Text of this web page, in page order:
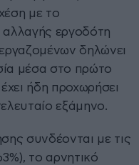
με το
εργοδότη
δηλώνει
μέσα στο πρώτο
ήδη προχωρήσει
εξάμηνο.
συνδέονται με τις
το αρνητικό